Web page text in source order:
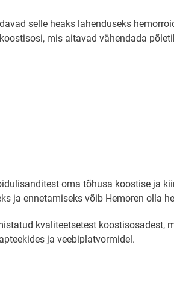
selle heaks lahenduseks
mis aitavad vähendada
oma tõhusa koostise ja
ja ennetamiseks võib Hemoren olla
kvaliteetsetest
ja veebiplatvormidel.